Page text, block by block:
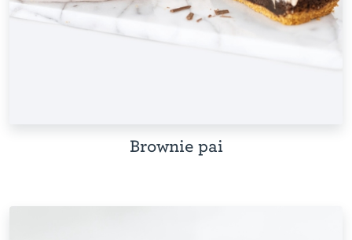
Brownie pai